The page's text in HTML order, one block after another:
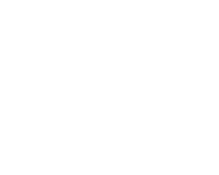
op een school
Nederlandse
bedoeld om een